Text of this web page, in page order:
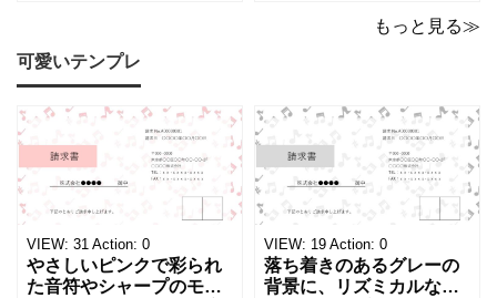
め！過払い･誤入金などが
発生した際にも使える、
モノクロでシンプルな
「返金領収書」のテンプ
レートとなります。 A4縦
型サイズで用紙に印
ト！A4横型ExcelやWord
表になります。 A4横型サ
イズの無料テンプレート
で、Excel・Wo
もっと見る≫
可愛いテンプレ
VIEW: 31 Action: 0
やさしいピンクで彩られ
た音符やシャープのモチ
VIEW: 19 Action: 0
落ち着きのあるグレーの
背景に、リズミカルな音